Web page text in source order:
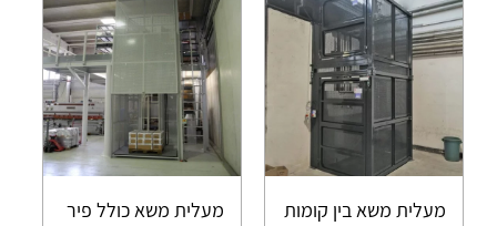
מעלית משא בין קומות מעלית משא כולל פיר